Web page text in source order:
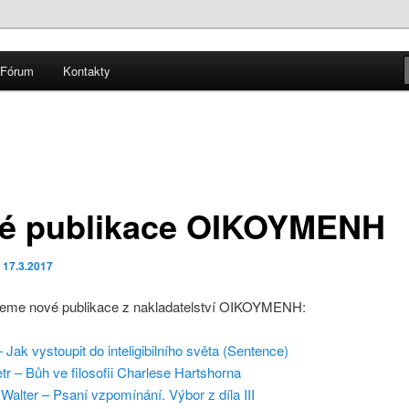
Fórum Kontakty
publikace OIKOYMENH
17.3.2017
nové publikace z nakladatelství OIKOYMENH:
Jak vystoupit do inteligibilního světa (Sentence)
– Bůh ve filosofii Charlese Hartshorna
– Psaní vzpomínání. Výbor z díla III